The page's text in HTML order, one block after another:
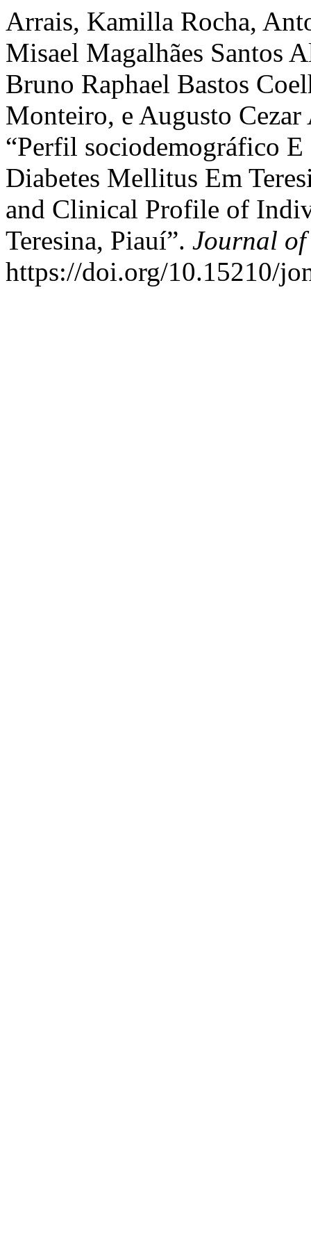
Arrais, Kamilla Rocha,
Misael Magalhães Santos
Bruno Raphael Bastos
Monteiro, e Augusto
“Perfil sociodemográfico
Diabetes Mellitus Em
and Clinical Profile of
Teresina, Piauí”. Journal
https://doi.org/10.15210/